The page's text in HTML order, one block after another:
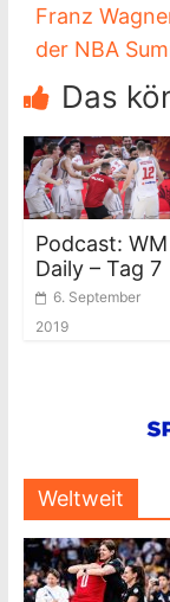
Franz
der NBA
Das
Podcast: WM
Daily – Tag 7
6. September
2019
Weltweit